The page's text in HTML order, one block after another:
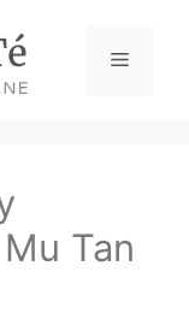
Menu
Tan